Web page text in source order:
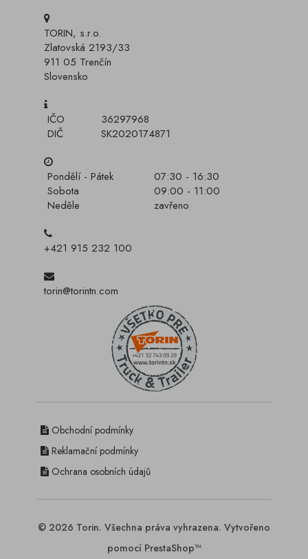
TORIN, s.r.o.
Zlatovská 2193/33
911 05 Trenčín
Slovensko
IČO
36297968
DIČ
SK2020174871
Pondělí - Pátek
07:30 - 16:30
Sobota
09:00 - 11:00
Neděle
zavřeno
+421 915 232 100
torin@torintn.com
Obchodní podmínky
Reklamační podmínky
Ochrana osobních údajů
© 2026 Torin. Všechna práva vyhrazena. Vytvořeno
pomocí PrestaShop™